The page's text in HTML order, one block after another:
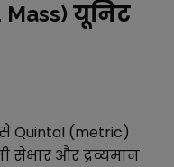
Mass) यूनिट
Quintal (metric)
सेभार और द्रव्यमान